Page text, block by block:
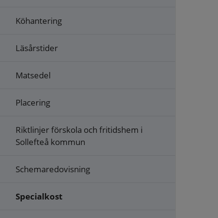
Köhantering
Läsårstider
Matsedel
Placering
Riktlinjer förskola och fritidshem i
Sollefteå kommun
Schemaredovisning
Specialkost